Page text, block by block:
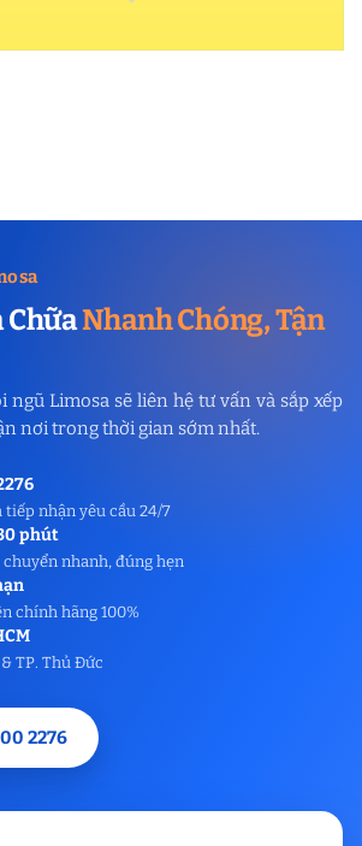
ChữaNhanh Chóng, Tận
Limosa sẽ liên hệ tư vấn và sắp xếp
nơi trong thời gian sớm nhất.
tiếp nhận yêu cầu 24/7
phút
nhanh, đúng hẹn
chính hãng 100%
TP. Thủ Đức
2276